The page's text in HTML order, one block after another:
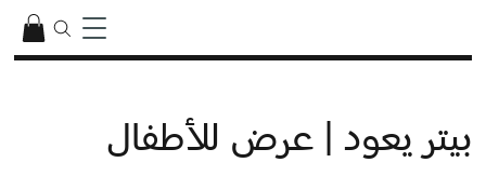
بيتر يعود | عرض للأطفال